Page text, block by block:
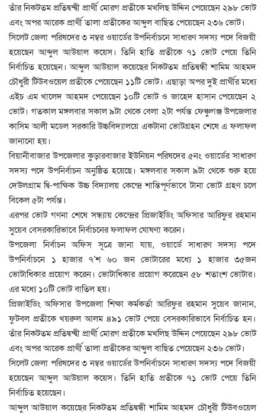
তাঁর নিকটতম প্রতিদ্বন্দ্বী প্রার্থী মোরগ প্রতীকে মখলিছ উদ্দিন পেয়েছেন ২৯৮ ভোট
এবং অপর আরেক প্রার্থী তালা প্রতীকের আব্দুল বাছিত পেয়েছেন ২৩৬ ভোট।
সিলেট জেলা পরিষদের ৩ নম্বর ওয়ার্ডের উপনির্বাচনে সাধারণ সদস্য পদে বিজয়ী
হয়েছেন আব্দুল আউয়াল কয়েস। তিনি হাতি প্রতীকে ৭১ ভোট পেয়ে তিনি
নির্বাচিত হয়েছেন। আব্দুল আউয়াল কয়েছের নিকটতম প্রতিদ্বন্ধী শামিম আহমদ
চৌধুরী টিউবওয়েল প্রতীকে পেয়েছেন ১১টি ভোট। এছাড়া অপর দুই প্রার্থীর মধ্যে
এইচ এম খালেদ আহমদ পেয়েছেন ১০টি ভোট ও জাহেদ হাসান পেয়েছেন ২
ভোট। গতকাল মঙ্গলবার সকাল ৯টা থেকে বেলা ২টা পর্যন্ত ফেঞ্চুগঞ্জ উপজেলার
কাসিম আলী মডেল সরকারি উচ্চবিদ্যালয়ে একটানা ভোটগ্রহন শেষে এ ফলাফল
জানানো হয়।
বিয়ানীবাজার উপজেলার কুড়ারবাজার ইউনিয়ন পরিষদের ৫নং ওয়ার্ডের সাধারণ
সদস্য পদে উপনির্বাচন অনুষ্ঠিত হয়েছে। মঙ্গলবার সকাল ৯টা থেকে শুরু হয়ে
দেউলগ্রাম দ্বি-পাক্ষিক উচ্চ বিদ্যালয় কেন্দ্রে শান্তিপূর্ণভাবে টানা ভোট গ্রহণ চলে
বিকেল ৫টা পর্যন্ত।
এরপর ভোট গণনা শেষে সন্ধ্যায় কেন্দ্রের প্রিজাইডিং অফিসার আরিফুর রহমান
সুয়েব বেসরকারিভাবে নির্বাচনের ফলাফল ঘোষণা করেন।
উপজেলা নির্বাচন অফিস সূত্রে জানা যায়, ওয়ার্ডে সাধারণ সদস্য পদে
উপনির্বাচনে ১ হাজার ৭’শ ৬০ জন ভোটারের মধ্যে ১ হাজার ৩৫জন
ভোটাধিকার প্রয়োগ করেন। ভোটাধিকার প্রয়োগ করেছেন ৫৮ শতাংশ ভোটার।
এর মধ্যে ১০টি ভোট বাতিল হয়।
প্রিজাইডিং অফিসার উপজেলা শিক্ষা কর্মকর্তা আরিফুর রহমান সুয়েব জানান,
ফুটবল প্রতীকে খয়রুল আলম ৪৯১ ভোট পেয়ে বেসরকারিভাবে নির্বাচিত হন।
তাঁর নিকটতম প্রতিদ্বন্দ্বী প্রার্থী মোরগ প্রতীকে মখলিছ উদ্দিন পেয়েছেন ২৯৮ ভোট
এবং অপর আরেক প্রার্থী তালা প্রতীকের আব্দুল বাছিত পেয়েছেন ২৩৬ ভোট।
সিলেট জেলা পরিষদের ৩ নম্বর ওয়ার্ডের উপনির্বাচনে সাধারণ সদস্য পদে বিজয়ী
হয়েছেন আব্দুল আউয়াল কয়েস। তিনি হাতি প্রতীকে ৭১ ভোট পেয়ে তিনি
নির্বাচিত হয়েছেন।
আব্দুল আউয়াল কয়েছের নিকটতম প্রতিদ্বন্ধী শামিম আহমদ চৌধুরী টিউবওয়েল